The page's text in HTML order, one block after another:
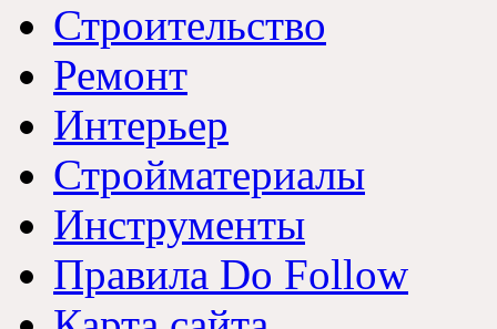
Строительство
Ремонт
Интерьер
Стройматериалы
Инструменты
Правила Do Follow